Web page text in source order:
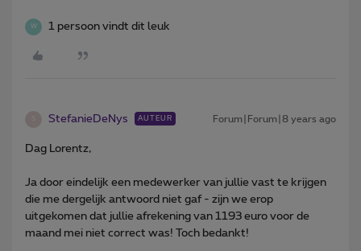
W 1 persoon vindt dit leuk
StefanieDeNys AUTEUR Forum|Forum|8 years ago
Dag Lorentz,
Ja door eindelijk een medewerker van jullie vast te krijgen
die me dergelijk antwoord niet gaf - zijn we erop
uitgekomen dat jullie afrekening van 1193 euro voor de
maand mei niet correct was! Toch bedankt!